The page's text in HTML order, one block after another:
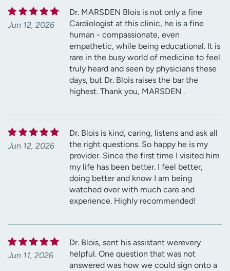
Jun 12, 2026
Dr. MARSDEN Blois is not only a fine
Cardiologist at this clinic, he is a fine
human - compassionate, even
empathetic, while being educational. It is
rare in the busy world of medicine to feel
truly heard and seen by physicians these
days, but Dr. Blois raises the bar the
highest. Thank you, MARSDEN .
Jun 12, 2026
Dr. Blois is kind, caring, listens and ask all
the right questions. So happy he is my
provider. Since the first time I visited him
my life has been better. I feel better,
doing better and know I am being
watched over with much care and
experience. Highly recommended!
Jun 11, 2026
Dr. Blois, sent his assistant werevery
helpful. One question that was not
answered was how we could sign onto a